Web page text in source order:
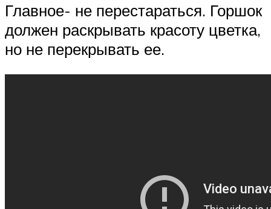
Главное- не перестараться. Горшок
должен раскрывать красоту цветка,
но не перекрывать ее.